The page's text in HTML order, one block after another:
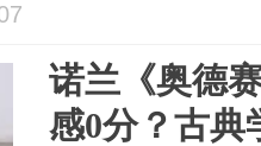
诺兰《奥德
感0分？古典